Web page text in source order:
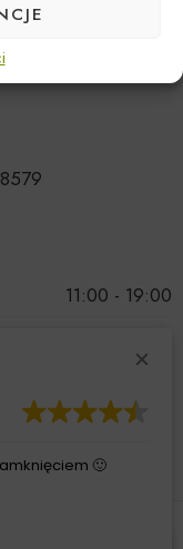
11:00 - 19:00
🙂